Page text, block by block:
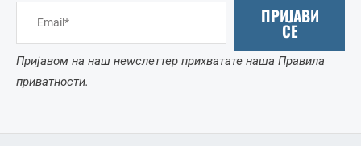
ПРИЈАВИ
СЕ
Пријавом на наш неwслеттер прихватате наша Правила
приватности.